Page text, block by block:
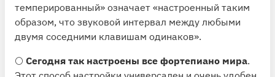
темперированный» означает «настроенный таким
образом, что звуковой интервал между любыми
двумя соседними клавишам одинаков».
🌕 Сегодня так настроены все фортепиано мира.